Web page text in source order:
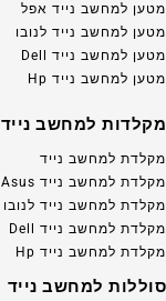
מטען למחשב נייד אפל
מטען למחשב נייד לנובו
מטען למחשב נייד Dell
מטען למחשב נייד Hp
מקלדות למחשב נייד
מקלדת למחשב נייד
מקלדת למחשב נייד Asus
מקלדת למחשב נייד לנובו
מקלדת למחשב נייד Dell
מקלדת למחשב נייד Hp
סוללות למחשב נייד